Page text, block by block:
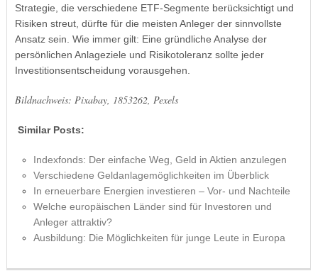
Strategie, die verschiedene ETF-Segmente berücksichtigt und
Risiken streut, dürfte für die meisten Anleger der sinnvollste
Ansatz sein. Wie immer gilt: Eine gründliche Analyse der
persönlichen Anlageziele und Risikotoleranz sollte jeder
Investitionsentscheidung vorausgehen.
Bildnachweis: Pixabay, 1853262, Pexels
Similar Posts:
Indexfonds: Der einfache Weg, Geld in Aktien anzulegen
Verschiedene Geldanlagemöglichkeiten im Überblick
In erneuerbare Energien investieren – Vor- und Nachteile
Welche europäischen Länder sind für Investoren und
Anleger attraktiv?
Ausbildung: Die Möglichkeiten für junge Leute in Europa